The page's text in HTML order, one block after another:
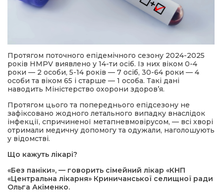
Протягом поточного епідемічного сезону 2024-2025
років HMPV виявлено у 14-ти осіб. Із них віком 0-4
роки — 2 особи, 5-14 років — 7 осіб, 30-64 роки — 4
особи та віком 65 і старше — 1 особа. Такі дані
наводить Міністерство охорони здоров’я.
Протягом цього та попереднього епідсезону не
зафіксовано жодного летального випадку внаслідок
інфекції, спричиненої метапневмовірусом, — всі хворі
отримали медичну допомогу та одужали, наголошують
у відомстві.
Що кажуть лікарі?
«Без паніки», — говорить сімейний лікар «КНП
«Центральна лікарня» Криничанської селищної ради
Ольга Акіменко.